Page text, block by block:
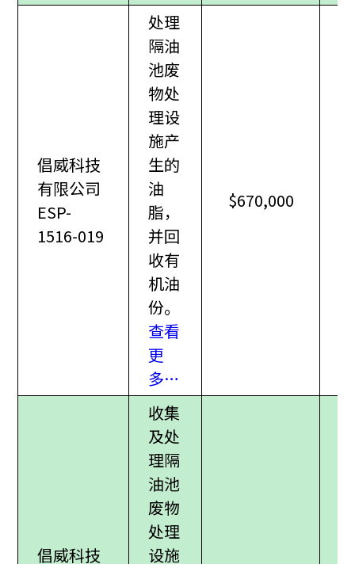
倡威科技
有限公司
ESP-
1516-019
处理
隔油
池废
物处
理设
施产
生的
油
脂，
并回
收有
机油
份。
查看
更
多…
$670,000
倡威科技
收集
及处
理隔
油池
废物
处理
设施